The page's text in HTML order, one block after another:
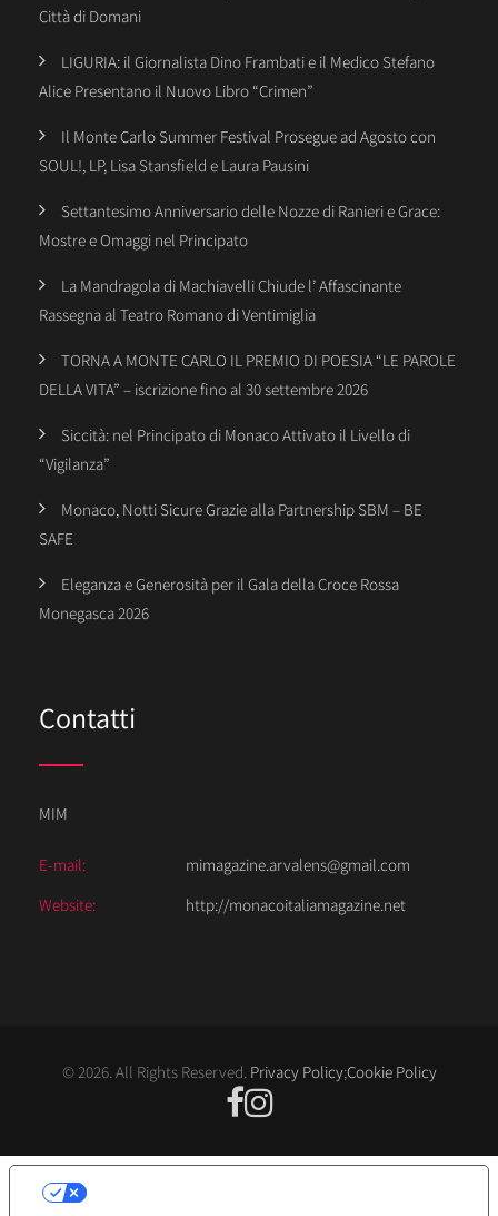
Città di Domani
LIGURIA: il Giornalista Dino Frambati e il Medico Stefano
Alice Presentano il Nuovo Libro “Crimen”
Il Monte Carlo Summer Festival Prosegue ad Agosto con
SOUL!, LP, Lisa Stansfield e Laura Pausini
Settantesimo Anniversario delle Nozze di Ranieri e Grace:
Mostre e Omaggi nel Principato
La Mandragola di Machiavelli Chiude l’ Affascinante
Rassegna al Teatro Romano di Ventimiglia
TORNA A MONTE CARLO IL PREMIO DI POESIA “LE PAROLE
DELLA VITA” – iscrizione fino al 30 settembre 2026
Siccità: nel Principato di Monaco Attivato il Livello di
“Vigilanza”
Monaco, Notti Sicure Grazie alla Partnership SBM – BE
SAFE
Eleganza e Generosità per il Gala della Croce Rossa
Monegasca 2026
Contatti
MIM
E-mail:
mimagazine.arvalens@gmail.com
Website:
http://monacoitaliamagazine.net
© 2026. All Rights Reserved. Privacy Policy;Cookie Policy